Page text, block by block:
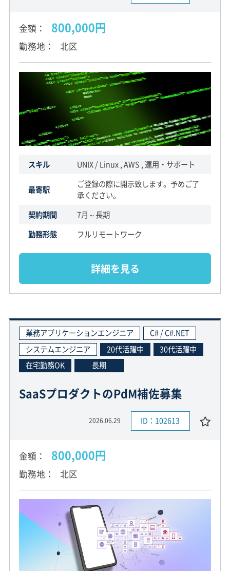
金額 800,000円
勤務地 北区
スキル UNIX / Linux , AWS , 運用・サポート
最寄駅
ご登録の際に開示致します。予めご了
承ください。
契約期間
7月～長期
勤務形態
フルリモートワーク
詳細を見る
業務アプリケーションエンジニア
C# / C#.NET
システムエンジニア
20代活躍中
30代活躍中
在宅勤務OK
長期
SaaSプロダクトのPdM補佐募集
2026.06.29 ID：102613
金額 800,000円
勤務地 北区